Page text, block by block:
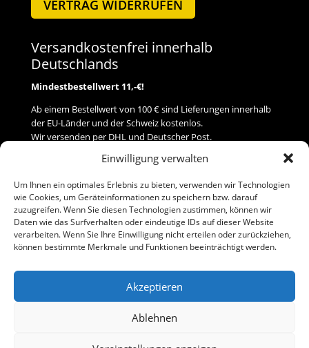
Einwilligung verwalten
Um Ihnen ein optimales Erlebnis zu bieten, verwenden wir Technologien
wie Cookies, um Geräteinformationen zu speichern bzw. darauf
zuzugreifen. Wenn Sie diesen Technologien zustimmen, können wir
Daten wie das Surfverhalten oder eindeutige IDs auf dieser Website
verarbeiten. Wenn Sie Ihre Einwilligung nicht erteilen oder zurückziehen,
können bestimmte Merkmale und Funktionen beeinträchtigt werden.
Akzeptieren
Ablehnen
VERTRAG WIDERRUFEN
Versandkostenfrei innerhalb
Deutschlands
Mindestbestellwert 11,-€!
Ab einem Bestellwert von 100 € sind Lieferungen innerhalb
der EU-Länder und der Schweiz kostenlos.
Wir versenden per DHL und Deutscher Post.
Versand
Zahlung
Baumann Modellspielwaren
Telefon (0 91 61) 33 84